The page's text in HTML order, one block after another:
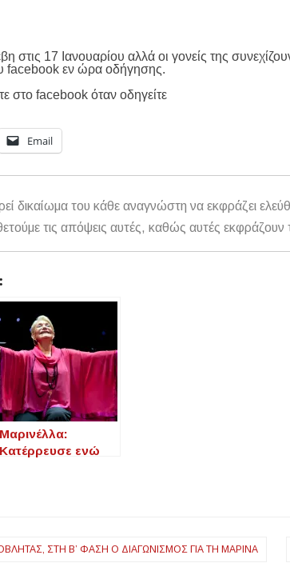
στις 17 Ιανουαρίου αλλά οι γονείς της
facebook εν ώρα οδήγησης.
στο facebook όταν οδηγείτε
Email
δικαίωμα του κάθε αναγνώστη να εκφράζει
τις απόψεις αυτές, καθώς αυτές
Μαρινέλλα:
Κατέρρευσε ενώ
ΣΤΗ Β’ ΦΆΣΗ O ΔΙΑΓΩΝΙΣΜΌΣ ΓΙΑ ΤΗ ΜΑΡΊΝΑ